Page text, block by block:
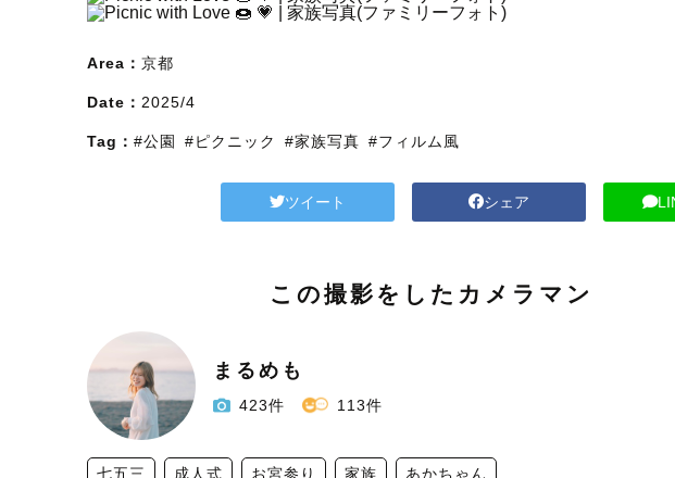
Area： 京都
Date： 2025/4
Tag： #公園 #ピクニック #家族写真 #フィルム風
ツイート シェア
この撮影をしたカメラマン
まるめも
423件 113件
七五三 成人式 お宮参り 家族 あかちゃん